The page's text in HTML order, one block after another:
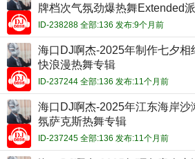
牌档次气氛劲爆热舞Extended
ID-238288 全部:136 发布:9个月前
海口DJ啊杰-2025年制作七夕相
快浪漫热舞专辑
ID-237244 全部:136 发布:11个月前
海口DJ啊杰-2025年江东海岸
氛萨克斯热舞专辑
ID-237245 全部:136 发布:11个月前